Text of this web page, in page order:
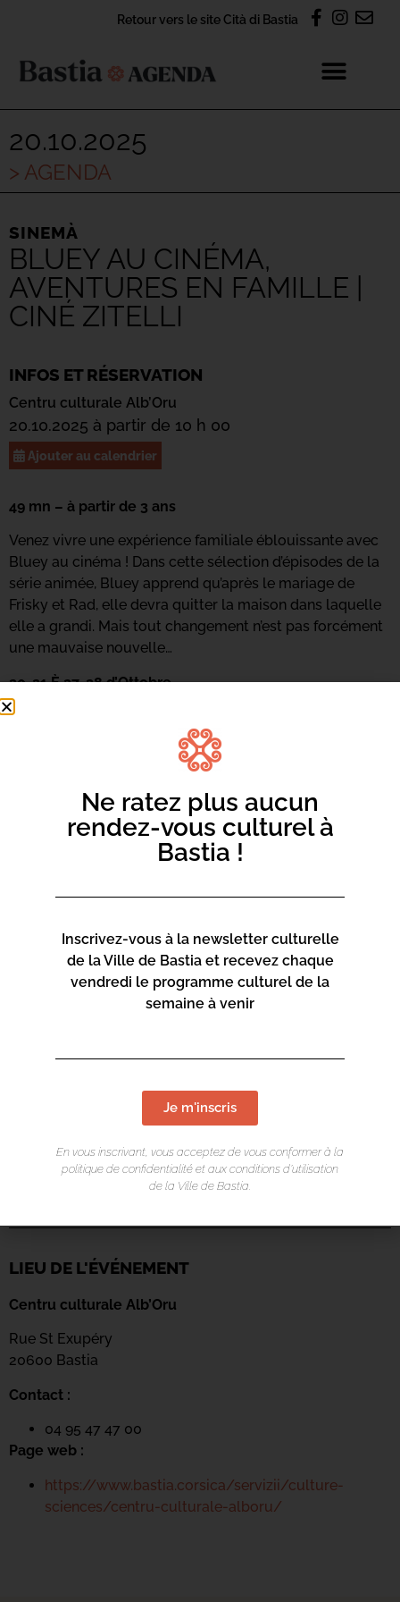
Retour vers le site Cità di Bastia
20.10.2025
> AGENDA
SINEMÀ
BLUEY AU CINÉMA,
AVENTURES EN FAMILLE |
CINÉ ZITELLI
INFOS ET RÉSERVATION
Centru culturale Alb’Oru
20.10.2025 à partir de 10 h 00
Ajouter au calendrier
49 mn – à partir de 3 ans
Venez vivre une expérience familiale éblouissante avec
Bluey au cinéma ! Dans cette sélection d’épisodes de la
série animée, Bluey apprend qu’après le mariage de
Frisky et Rad, elle devra quitter la maison dans laquelle
elle a grandi. Mais tout changement n’est pas forcément
une mauvaise nouvelle…
20-21 È 27-28 d’Ottobre
Pendant les vacances, c’est Ciné Zitelli avec du cinéma à
partir de 5 ans. Rendez-vous à 10h au Centre Culturel
3€ pour les enfants
5€ pour les adultes
LIEU DE L'ÉVÉNEMENT
Centru culturale Alb’Oru
Rue St Exupéry
20600 Bastia
Contact :
04 95 47 47 00
Page web :
https://www.bastia.corsica/servizii/culture-
sciences/centru-culturale-alboru/
Ne ratez plus aucun
rendez-vous culturel à
Bastia !
Inscrivez-vous à la newsletter culturelle
de la Ville de Bastia et recevez chaque
vendredi le programme culturel de la
semaine à venir
Je m'inscris
En vous inscrivant, vous acceptez de vous conformer à la
politique de confidentialité et aux conditions d’utilisation
de la Ville de Bastia.